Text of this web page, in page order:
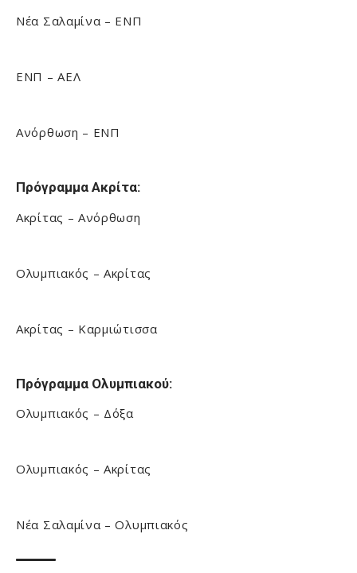
Νέα Σαλαμίνα – ΕΝΠ
ΕΝΠ – ΑΕΛ
Ανόρθωση – ΕΝΠ
Πρόγραμμα Ακρίτα:
Ακρίτας – Ανόρθωση
Ολυμπιακός – Ακρίτας
Ακρίτας – Καρμιώτισσα
Πρόγραμμα Ολυμπιακού:
Ολυμπιακός – Δόξα
Ολυμπιακός – Ακρίτας
Νέα Σαλαμίνα – Ολυμπιακός